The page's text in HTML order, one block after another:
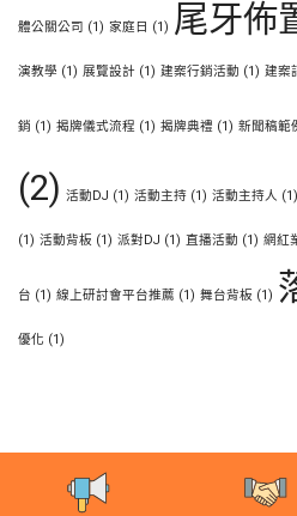
體公關公司 (1) 家庭日 (1) 尾牙佈
演教學 (1) 展覽設計 (1) 建案行銷活動 (1) 建案
銷 (1) 揭牌儀式流程 (1) 揭牌典禮 (1) 新聞稿範
(2) 活動DJ (1) 活動主持 (1) 活動主持人 (1)
(1) 活動背板 (1) 派對DJ (1) 直播活動 (1) 網紅
台 (1) 線上研討會平台推薦 (1) 舞台背板 (1)
優化 (1)